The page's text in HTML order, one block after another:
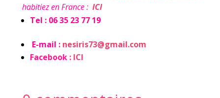
habitiez en France : ICI
Tel : 06 35 23 77 19
E-mail : nesiris73@gmail.com
Facebook : ICI